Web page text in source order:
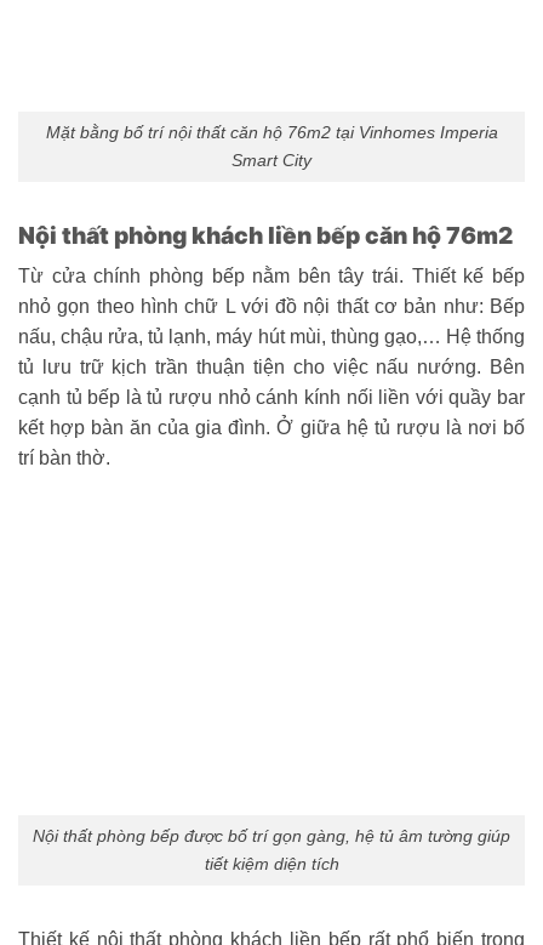
Mặt bằng bố trí nội thất căn hộ 76m2 tại Vinhomes Imperia
Smart City
Nội thất phòng khách liền bếp căn hộ 76m2
Từ cửa chính phòng bếp nằm bên tây trái. Thiết kế bếp
nhỏ gọn theo hình chữ L với đồ nội thất cơ bản như: Bếp
nấu, chậu rửa, tủ lạnh, máy hút mùi, thùng gạo,… Hệ thống
tủ lưu trữ kịch trần thuận tiện cho việc nấu nướng. Bên
cạnh tủ bếp là tủ rượu nhỏ cánh kính nối liền với quầy bar
kết hợp bàn ăn của gia đình. Ở giữa hệ tủ rượu là nơi bố
trí bàn thờ.
Nội thất phòng bếp được bố trí gọn gàng, hệ tủ âm tường giúp
tiết kiệm diện tích
Thiết kế nội thất phòng khách liền bếp rất phổ biến trong